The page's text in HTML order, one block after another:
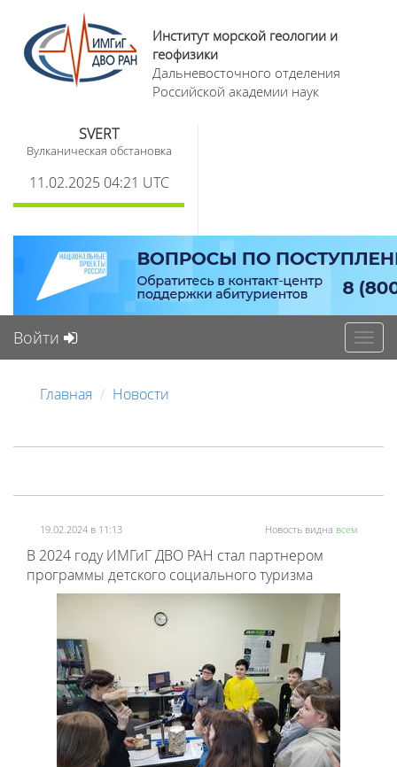
Институт морской геологии и
геофизики
Дальневосточного отделения
Российской академии наук
SVERT
Вулканическая обстановка
11.02.2025 04:21 UTC
Войти
Главная Новости
19.02.2024 в 11:13 Новость видна всем
В 2024 году ИМГиГ ДВО РАН стал партнером
программы детского социального туризма